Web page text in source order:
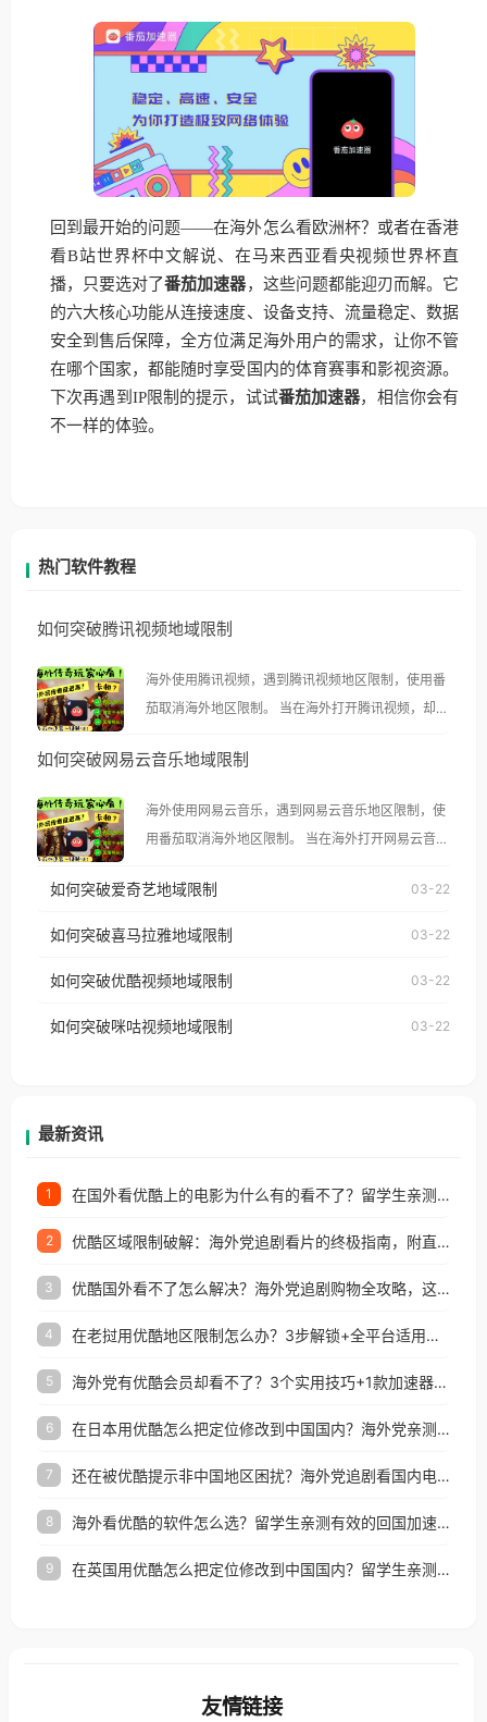
回到最开始的问题——在海外怎么看欧洲杯？或者在香港
看B站世界杯中文解说、在马来西亚看央视频世界杯直
播，只要选对了番茄加速器，这些问题都能迎刃而解。它
的六大核心功能从连接速度、设备支持、流量稳定、数据
安全到售后保障，全方位满足海外用户的需求，让你不管
在哪个国家，都能随时享受国内的体育赛事和影视资源。
下次再遇到IP限制的提示，试试番茄加速器，相信你会有
不一样的体验。
热门软件教程
如何突破腾讯视频地域限制
海外使用腾讯视频，遇到腾讯视频地区限制，使用番
茄取消海外地区限制。 当在海外打开腾讯视频，却突
示语。 海外用户如香港、澳门、台湾、美国、加拿
像其他音乐平台一样，出现地区及版权限制问题，且
仅能在中国大陆地区播放。 遇到这个问题的朋友们，
使用番茄回国加速器，即可解决「海外用户收听腾讯
台湾、美国、加拿大、澳大利亚、欧洲等国家和地区
权限制所困扰。
如何突破网易云音乐地域限制
海外使用网易云音乐，遇到网易云音乐地区限制，使
用番茄取消海外地区限制。 当在海外打开网易云音
播放”的提示语。 海外用户如香港、澳门、台湾、美
国、加拿大、澳大利亚、欧洲等国家和地区时，网易
制问题，且仅能在中国大陆地区播放。 遇到这个问题
户收听网易云音乐地区版权限制」的问题，无论人在
如何突破爱奇艺地域限制 03-22
如何突破喜马拉雅地域限制 03-22
如何突破优酷视频地域限制 03-22
如何突破咪咕视频地域限制 03-22
最新资讯
1 在国外看优酷上的电影为什么有的看不了？留学生亲测有效的回国加速方案
2 优酷区域限制破解：海外党追剧看片的终极指南，附直播欧冠+1905电影网解决方案
3 优酷国外看不了怎么解决？海外党追剧购物全攻略，这招亲测有效！
4 在老挝用优酷地区限制怎么办？3步解锁+全平台适用的回国加速器指南
5 海外党有优酷会员却看不了？3个实用技巧+1款加速器解决追剧&金融APP难题
6 在日本用优酷怎么把定位修改到中国国内？海外党亲测有效的回国加速指南
7 还在被优酷提示非中国地区困扰？海外党追剧看国内电影的正确打开方式
8 海外看优酷的软件怎么选？留学生亲测有效的回国加速方案
9 在英国用优酷怎么把定位修改到中国国内？留学生亲测有效的回国加速方案
友情链接